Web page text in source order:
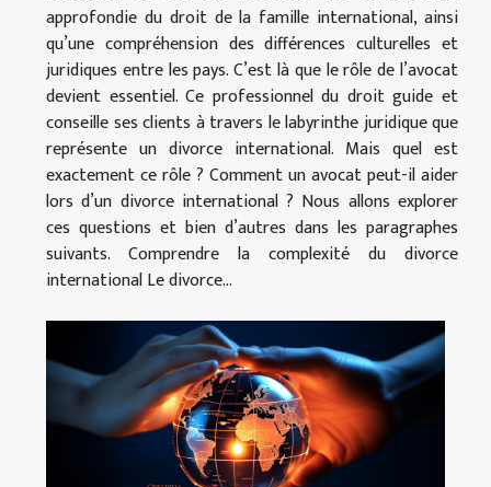
approfondie du droit de la famille international, ainsi
qu’une compréhension des différences culturelles et
juridiques entre les pays. C’est là que le rôle de l’avocat
devient essentiel. Ce professionnel du droit guide et
conseille ses clients à travers le labyrinthe juridique que
représente un divorce international. Mais quel est
exactement ce rôle ? Comment un avocat peut-il aider
lors d’un divorce international ? Nous allons explorer
ces questions et bien d’autres dans les paragraphes
suivants. Comprendre la complexité du divorce
international Le divorce...